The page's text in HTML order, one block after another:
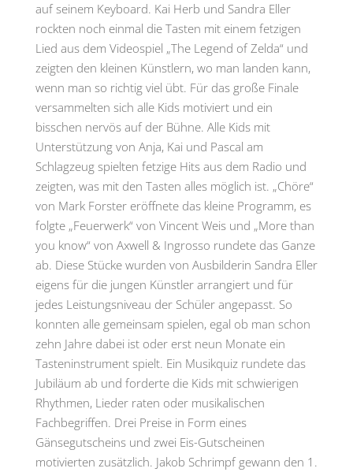
auf seinem Keyboard. Kai Herb und Sandra Eller
rockten noch einmal die Tasten mit einem fetzigen
Lied aus dem Videospiel „The Legend of Zelda“ und
zeigten den kleinen Künstlern, wo man landen kann,
wenn man so richtig viel übt. Für das große Finale
versammelten sich alle Kids motiviert und ein
bisschen nervös auf der Bühne. Alle Kids mit
Unterstützung von Anja, Kai und Pascal am
Schlagzeug spielten fetzige Hits aus dem Radio und
zeigten, was mit den Tasten alles möglich ist. „Chöre“
von Mark Forster eröffnete das kleine Programm, es
folgte „Feuerwerk“ von Vincent Weis und „More than
you know“ von Axwell & Ingrosso rundete das Ganze
ab. Diese Stücke wurden von Ausbilderin Sandra Eller
eigens für die jungen Künstler arrangiert und für
jedes Leistungsniveau der Schüler angepasst. So
konnten alle gemeinsam spielen, egal ob man schon
zehn Jahre dabei ist oder erst neun Monate ein
Tasteninstrument spielt. Ein Musikquiz rundete das
Jubiläum ab und forderte die Kids mit schwierigen
Rhythmen, Lieder raten oder musikalischen
Fachbegriffen. Drei Preise in Form eines
Gänsegutscheins und zwei Eis-Gutscheinen
motivierten zusätzlich. Jakob Schrimpf gewann den 1.